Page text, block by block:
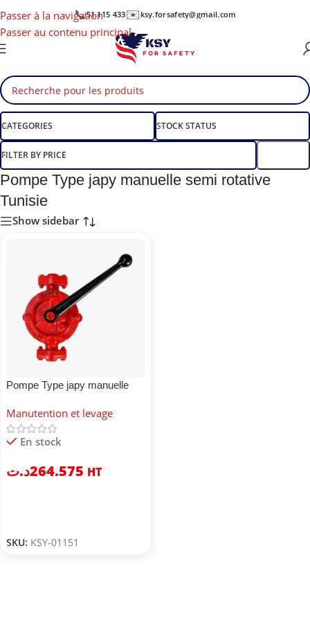
Passer à la navigation
Passer au contenu principal
📞51 115 433✉️ ksy.forsafety@gmail.com
CATEGORIES STOCK STATUS
FILTER BY PRICE
Pompe Type japy manuelle semi rotative
Tunisie
Show sidebar
Pompe Type japy manuelle
Manutention et levage
En stock
264.575د.ت HT
SKU: KSY-01151